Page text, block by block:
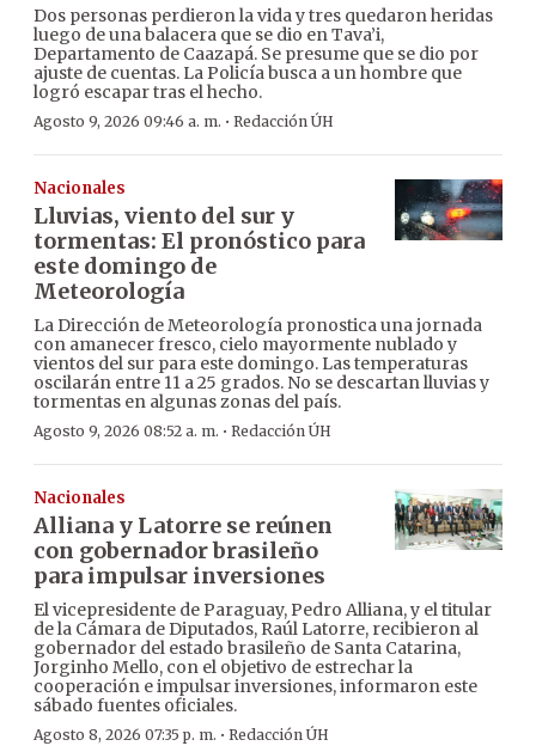
Dos personas perdieron la vida y tres quedaron heridas
luego de una balacera que se dio en Tava’i,
Departamento de Caazapá. Se presume que se dio por
ajuste de cuentas. La Policía busca a un hombre que
logró escapar tras el hecho.
Agosto 9, 2026 09:46 a. m. · Redacción ÚH
Nacionales
Lluvias, viento del sur y
tormentas: El pronóstico para
este domingo de
Meteorología
La Dirección de Meteorología pronostica una jornada
con amanecer fresco, cielo mayormente nublado y
vientos del sur para este domingo. Las temperaturas
oscilarán entre 11 a 25 grados. No se descartan lluvias y
tormentas en algunas zonas del país.
Agosto 9, 2026 08:52 a. m. · Redacción ÚH
Nacionales
Alliana y Latorre se reúnen
con gobernador brasileño
para impulsar inversiones
El vicepresidente de Paraguay, Pedro Alliana, y el titular
de la Cámara de Diputados, Raúl Latorre, recibieron al
gobernador del estado brasileño de Santa Catarina,
Jorginho Mello, con el objetivo de estrechar la
cooperación e impulsar inversiones, informaron este
sábado fuentes oficiales.
Agosto 8, 2026 07:35 p. m. · Redacción ÚH